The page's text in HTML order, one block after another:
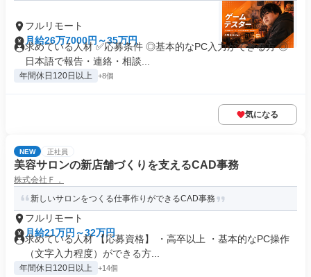
フルリモート
月給26万7000円～35万円
求めている人材 ✅応募条件 ◎基本的なPC入力ができる方 ◎
日本語で報告・連絡・相談...
年間休日120日以上 +8個
気になる
NEW 正社員
美容サロンの新店舗づくりを支えるCAD事務
株式会社Ｆ．
新しいサロンをつくる仕事作りができるCAD事務
フルリモート
月給21万円～32万円
求めている人材 【応募資格】 ・高卒以上 ・基本的なPC操作
（文字入力程度）ができる方...
年間休日120日以上 +14個